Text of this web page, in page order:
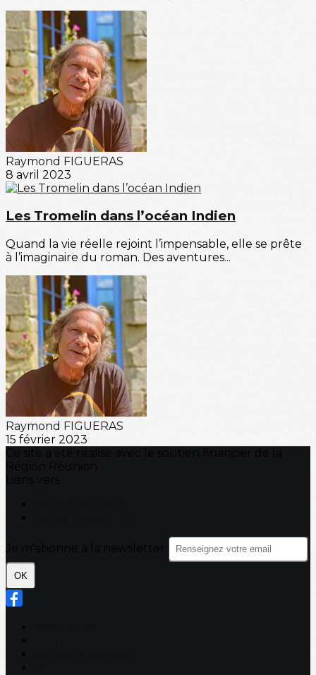
Raymond FIGUERAS
8 avril 2023
Les Tromelin dans l’océan Indien
Quand la vie réelle rejoint l’impensable, elle se prête
à l’imaginaire du roman. Des aventures...
Raymond FIGUERAS
15 février 2023
OK